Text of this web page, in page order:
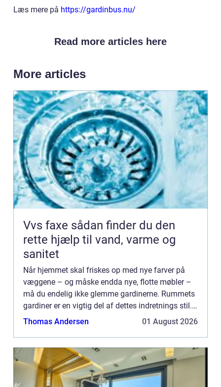
Læs mere på https://gardinbus.nu/
Read more articles here
More articles
Vvs faxe sådan finder du den
rette hjælp til vand, varme og
sanitet
Når hjemmet skal friskes op med nye farver på
væggene – og måske endda nye, flotte møbler –
må du endelig ikke glemme gardinerne. Rummets
gardiner er en vigtig del af dettes indretnings stil.
Passer gardiner eller persienner ikke til resten af
Thomas Andersen 01 August 2026